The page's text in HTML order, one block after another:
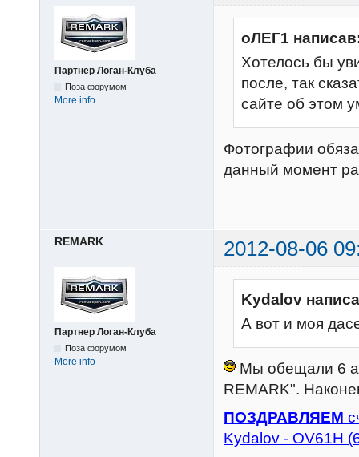
Партнер Логан-Клуба
Поза форумом
More info
оЛЕГ1
Хотелось бы
после, так
сайте об этом
Фотографии
данный момент
REMARK 2012-08-06
Партнер Логан-Клуба
Поза форумом
More info
Kydalov
А вот и моя
Мы обещали 6
REMARK".
ПОЗДРАВЛЯЕМ
Kydalov - ОV61H